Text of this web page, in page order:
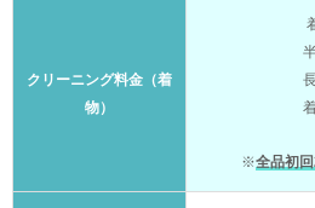
クリーニング料金（着
物）
※全品初